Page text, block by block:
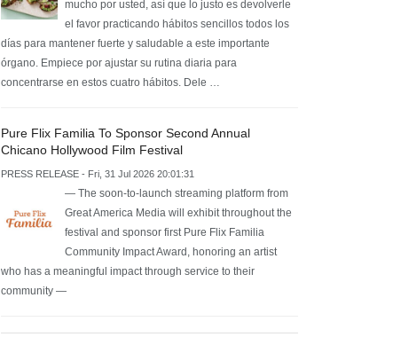
mucho por usted, así que lo justo es devolverle
el favor practicando hábitos sencillos todos los
días para mantener fuerte y saludable a este importante
órgano. Empiece por ajustar su rutina diaria para
concentrarse en estos cuatro hábitos. Dele …
Pure Flix Familia To Sponsor Second Annual
Chicano Hollywood Film Festival
PRESS RELEASE - Fri, 31 Jul 2026 20:01:31
— The soon-to-launch streaming platform from
Great America Media will exhibit throughout the
festival and sponsor first Pure Flix Familia
Community Impact Award, honoring an artist
who has a meaningful impact through service to their
community —